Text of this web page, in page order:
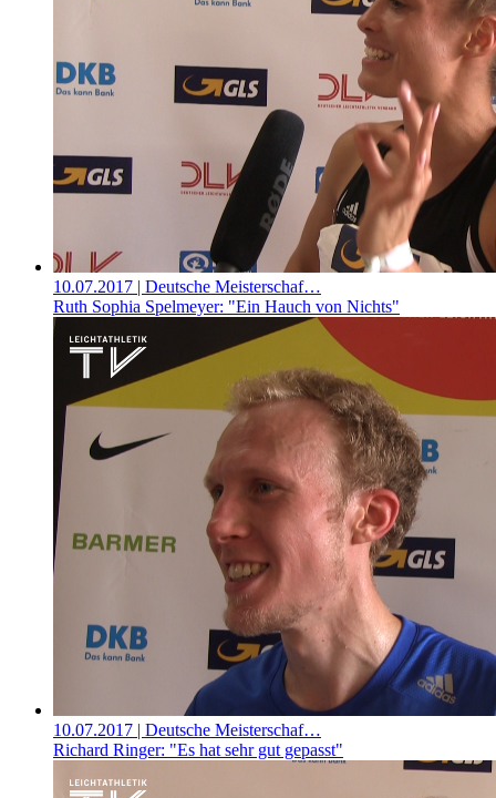
10.07.2017 | Deutsche Meisterschaf…
Ruth Sophia Spelmeyer: "Ein Hauch von Nichts"
10.07.2017 | Deutsche Meisterschaf…
Richard Ringer: "Es hat sehr gut gepasst"